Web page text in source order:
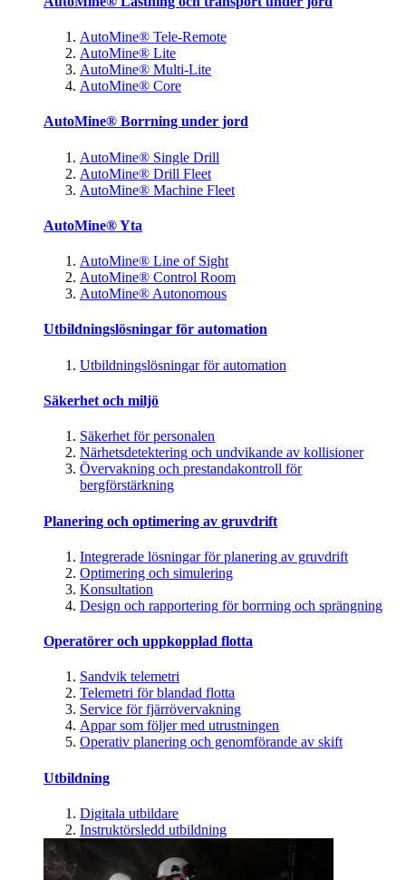
AutoMine® Tele-Remote
AutoMine® Lite
AutoMine® Multi-Lite
AutoMine® Core
AutoMine® Borrning under jord
AutoMine® Single Drill
AutoMine® Drill Fleet
AutoMine® Machine Fleet
AutoMine® Yta
AutoMine® Line of Sight
AutoMine® Control Room
AutoMine® Autonomous
Utbildningslösningar för automation
Utbildningslösningar för automation
Säkerhet och miljö
Säkerhet för personalen
Närhetsdetektering och undvikande av kollisioner
Övervakning och prestandakontroll för
bergförstärkning
Planering och optimering av gruvdrift
Integrerade lösningar för planering av gruvdrift
Optimering och simulering
Konsultation
Design och rapportering för borrning och sprängning
Operatörer och uppkopplad flotta
Sandvik telemetri
Telemetri för blandad flotta
Service för fjärrövervakning
Appar som följer med utrustningen
Operativ planering och genomförande av skift
Utbildning
Digitala utbildare
Instruktörsledd utbildning